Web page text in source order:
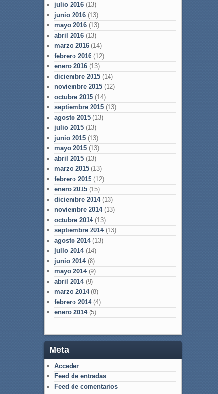
julio 2016(13)
junio 2016(13)
mayo 2016(13)
abril 2016(13)
marzo 2016(14)
febrero 2016(12)
enero 2016(13)
diciembre 2015(14)
noviembre 2015(12)
octubre 2015(14)
septiembre 2015(13)
agosto 2015(13)
julio 2015(13)
junio 2015(13)
mayo 2015(13)
abril 2015(13)
marzo 2015(13)
febrero 2015(12)
enero 2015(15)
diciembre 2014(13)
noviembre 2014(13)
octubre 2014(13)
septiembre 2014(13)
agosto 2014(13)
julio 2014(14)
junio 2014(8)
mayo 2014(9)
abril 2014(9)
marzo 2014(8)
febrero 2014(4)
enero 2014(5)
Meta
Acceder
Feed de entradas
Feed de comentarios